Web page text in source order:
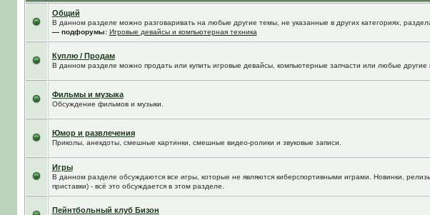
Общий
В данном разделе можно разговаривать на любые другие темы, не указанные в других категориях,
— подфорумы: Игровые девайсы и компьютерная техника
Куплю / Продам
В данном разделе можно продать или купить игровые девайсы, компьютерные запчасти или любые
Фильмы и музыка
Обсуждение фильмов и музыки.
Юмор и развлечения
Приколы, анекдоты, смешные картинки, смешные видео-ролики и звуковые записи.
Игры
В данном разделе обсуждаются все игры, которые не являются киберспортивными играми. Новинки,
приставки) - всё это обсуждается в этом разделе.
Пейнтбольный клуб Бизон